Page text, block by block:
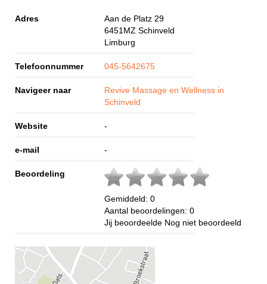
Adres
Aan de Platz 29
6451MZ Schinveld
Limburg
Telefoonnummer 045-5642675
Navigeer naar
Revive Massage en Wellness in
Schinveld
Website -
e-mail -
Beoordeling
Gemiddeld: 0
Aantal beoordelingen: 0
Jij beoordeelde Nog niet beoordeeld